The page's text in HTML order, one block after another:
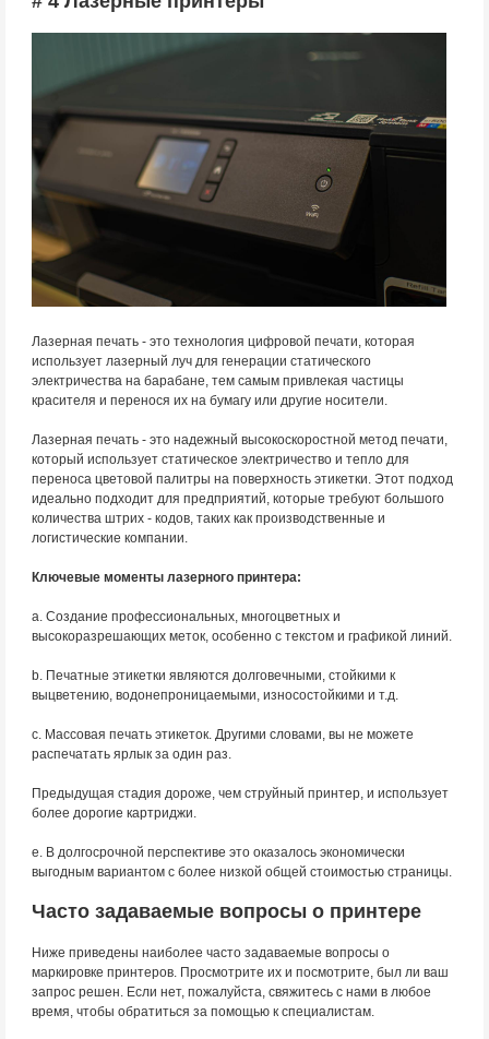
Лазерная печать - это технология цифровой печати, которая
использует лазерный луч для генерации статического
электричества на барабане, тем самым привлекая частицы
красителя и перенося их на бумагу или другие носители.
Лазерная печать - это надежный высокоскоростной метод печати,
который использует статическое электричество и тепло для
переноса цветовой палитры на поверхность этикетки. Этот подход
идеально подходит для предприятий, которые требуют большого
количества штрих - кодов, таких как производственные и
логистические компании.
Ключевые моменты лазерного принтера:
a. Создание профессиональных, многоцветных и
высокоразрешающих меток, особенно с текстом и графикой линий.
b. Печатные этикетки являются долговечными, стойкими к
выцветению, водонепроницаемыми, износостойкими и т.д.
c. Массовая печать этикеток. Другими словами, вы не можете
распечатать ярлык за один раз.
Предыдущая стадия дороже, чем струйный принтер, и использует
более дорогие картриджи.
е. В долгосрочной перспективе это оказалось экономически
выгодным вариантом с более низкой общей стоимостью страницы.
Часто задаваемые вопросы о принтере
Ниже приведены наиболее часто задаваемые вопросы о
маркировке принтеров. Просмотрите их и посмотрите, был ли ваш
запрос решен. Если нет, пожалуйста, свяжитесь с нами в любое
время, чтобы обратиться за помощью к специалистам.